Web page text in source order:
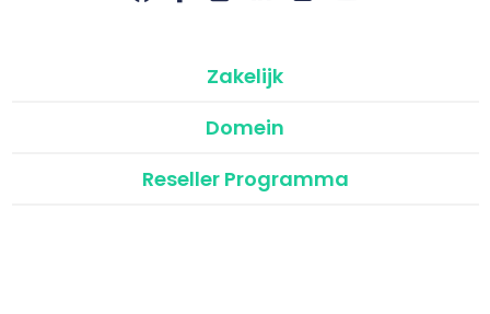
Zakelijk
Domein
Reseller Programma